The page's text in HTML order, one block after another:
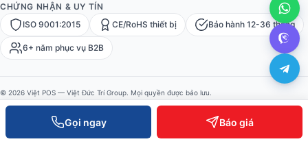
Gọi ngay Báo giá
CHỨNG NHẬN & UY TÍN
ISO 9001:2015
CE/RoHS thiết bị Bảo hành 12-36 tháng
6+ năm phục vụ B2B
© 2026 Việt POS — Việt Đức Trí Group. Mọi quyền được bảo lưu.
Bảo mật·Điều khoản·Sitemap